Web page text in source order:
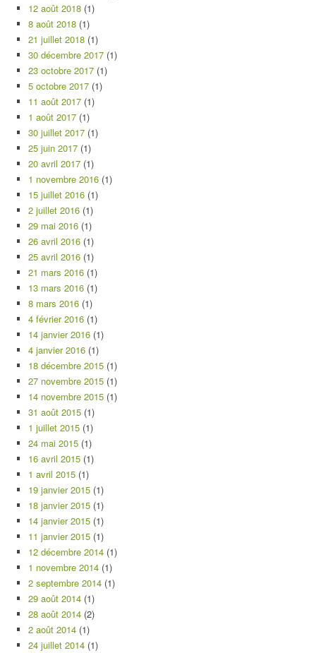
12 août 2018 (1)
8 août 2018 (1)
21 juillet 2018 (1)
30 décembre 2017 (1)
23 octobre 2017 (1)
5 octobre 2017 (1)
11 août 2017 (1)
1 août 2017 (1)
30 juillet 2017 (1)
25 juin 2017 (1)
20 avril 2017 (1)
1 novembre 2016 (1)
15 juillet 2016 (1)
2 juillet 2016 (1)
29 mai 2016 (1)
26 avril 2016 (1)
25 avril 2016 (1)
21 mars 2016 (1)
13 mars 2016 (1)
8 mars 2016 (1)
4 février 2016 (1)
14 janvier 2016 (1)
4 janvier 2016 (1)
18 décembre 2015 (1)
27 novembre 2015 (1)
14 novembre 2015 (1)
31 août 2015 (1)
1 juillet 2015 (1)
24 mai 2015 (1)
16 avril 2015 (1)
1 avril 2015 (1)
19 janvier 2015 (1)
18 janvier 2015 (1)
14 janvier 2015 (1)
11 janvier 2015 (1)
12 décembre 2014 (1)
1 novembre 2014 (1)
2 septembre 2014 (1)
29 août 2014 (1)
28 août 2014 (2)
2 août 2014 (1)
24 juillet 2014 (1)